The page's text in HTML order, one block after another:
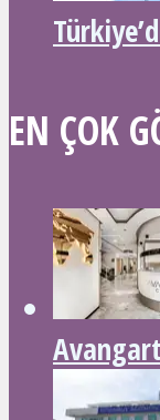
EN ÇOK